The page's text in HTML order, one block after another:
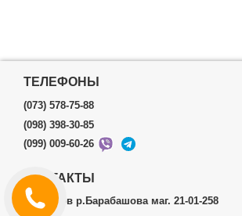
ТЕЛЕФОНЫ
(073) 578-75-88
(098) 398-30-85
(099) 009-60-26
КОНТАКТЫ
г.Харьков р.Барабашова маг. 21-01-258